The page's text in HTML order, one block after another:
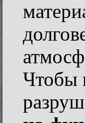
Чтобы